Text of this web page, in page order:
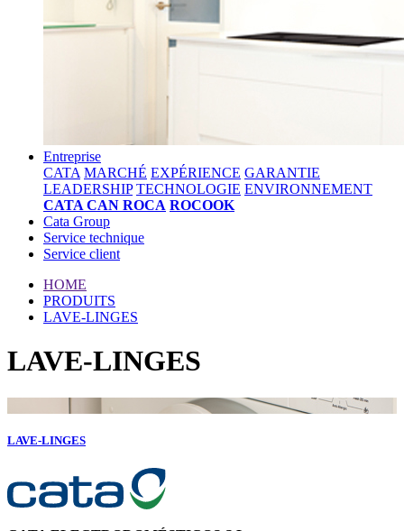
Entreprise
CATA MARCHÉ EXPÉRIENCE GARANTIE
LEADERSHIP TECHNOLOGIE ENVIRONNEMENT
CATA CAN ROCA ROCOOK
Cata Group
Service technique
Service client
HOME
PRODUITS
LAVE-LINGES
LAVE-LINGES
LAVE-LINGES